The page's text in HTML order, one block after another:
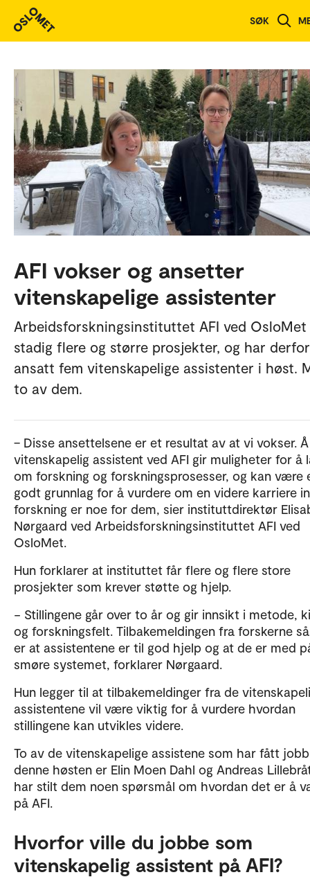
SØK
AFI vokser og ansetter
vitenskapelige assistenter
Arbeidsforskningsinstituttet AFI ved
stadig flere og større prosjekter, og har derfor
ansatt fem vitenskapelige assistenter i høst.
to av dem.
– Disse ansettelsene er et resultat av at vi vokser.
vitenskapelig assistent ved AFI gir muligheter for å
om forskning og forskningsprosesser, og kan være
godt grunnlag for å vurdere om en videre karriere
forskning er noe for dem, sier instituttdirektør
Nørgaard ved Arbeidsforskningsinstituttet AFI ved
OsloMet.
Hun forklarer at instituttet får flere og flere store
prosjekter som krever støtte og hjelp.
− Stillingene går over to år og gir innsikt i metode,
og forskningsfelt. Tilbakemeldingen fra forskerne
er at assistentene er til god hjelp og at de er med
smøre systemet, forklarer Nørgaard.
Hun legger til at tilbakemeldinger fra de
assistentene vil være viktig for å vurdere hvordan
stillingene kan utvikles videre.
To av de vitenskapelige assistene som har fått jobb
denne høsten er Elin Moen Dahl og Andreas
har stilt dem noen spørsmål om hvordan det er å
på AFI.
Hvorfor ville du jobbe som
vitenskapelig assistent på AFI?